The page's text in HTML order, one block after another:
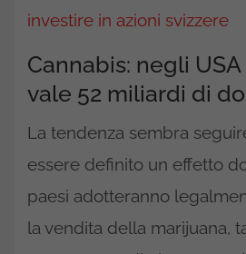
investire in azioni svizzere
Cannabis: negli USA
vale 52 miliardi di
La tendenza sembra
essere definito un effetto
paesi adotteranno
la vendita della marijuana,